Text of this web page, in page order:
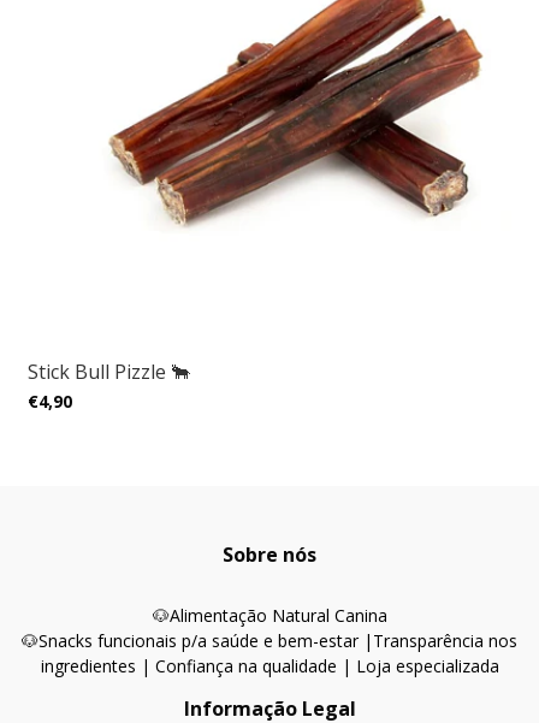
Stick Bull Pizzle 🐂
€4,90
Sobre nós
🐶Alimentação Natural Canina
🐶Snacks funcionais p/a saúde e bem-estar | Transparência nos
ingredientes | Confiança na qualidade | Loja especializada
Informação Legal